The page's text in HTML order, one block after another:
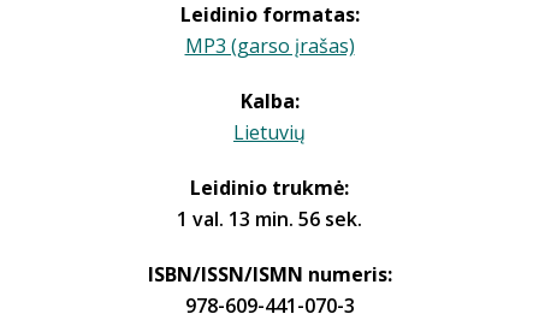
Leidinio formatas:
MP3 (garso įrašas)
Kalba:
Lietuvių
Leidinio trukmė:
1 val. 13 min. 56 sek.
ISBN/ISSN/ISMN numeris:
978-609-441-070-3